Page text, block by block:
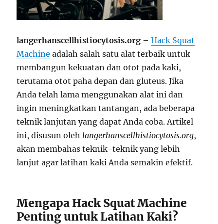
langerhanscellhistiocytosis.org –Hack Squat
Machine adalah salah satu alat terbaik untuk
membangun kekuatan dan otot pada kaki,
terutama otot paha depan dan gluteus. Jika
Anda telah lama menggunakan alat ini dan
ingin meningkatkan tantangan, ada beberapa
teknik lanjutan yang dapat Anda coba. Artikel
ini, disusun oleh langerhanscellhistiocytosis.org,
akan membahas teknik-teknik yang lebih
lanjut agar latihan kaki Anda semakin efektif.
Mengapa Hack Squat Machine
Penting untuk Latihan Kaki?